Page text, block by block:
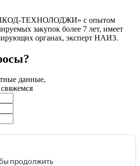
ТЕХНОЛОДЖИ» с опытом
закупок более 7 лет, имеет
органах, эксперт НАИЗ.
данные,